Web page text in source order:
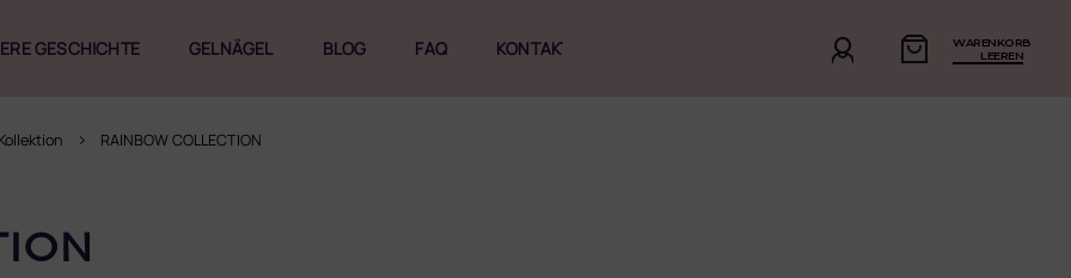
WARENKORB
LEEREN
GESCHICHTE GELNÄGEL BLOG FAQ KONTAKT
RAINBOW COLLECTION